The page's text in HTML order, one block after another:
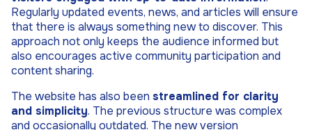
Regularly updated events, news, and articles will ensure
that there is always something new to discover. This
approach not only keeps the audience informed but
also encourages active community participation and
content sharing.
The website has also been streamlined for clarity
and simplicity. The previous structure was complex
and occasionally outdated. The new version